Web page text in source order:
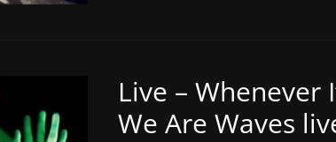
Live – Whenever
We Are Waves